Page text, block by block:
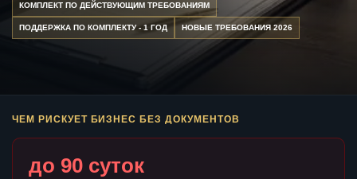
КОМПЛЕКТ ПО ДЕЙСТВУЮЩИМ ТРЕБОВАНИЯМ
ПОДДЕРЖКА ПО КОМПЛЕКТУ - 1 ГОД НОВЫЕ ТРЕБОВАНИЯ 2026
ЧЕМ РИСКУЕТ БИЗНЕС БЕЗ ДОКУМЕНТОВ
до 90 суток